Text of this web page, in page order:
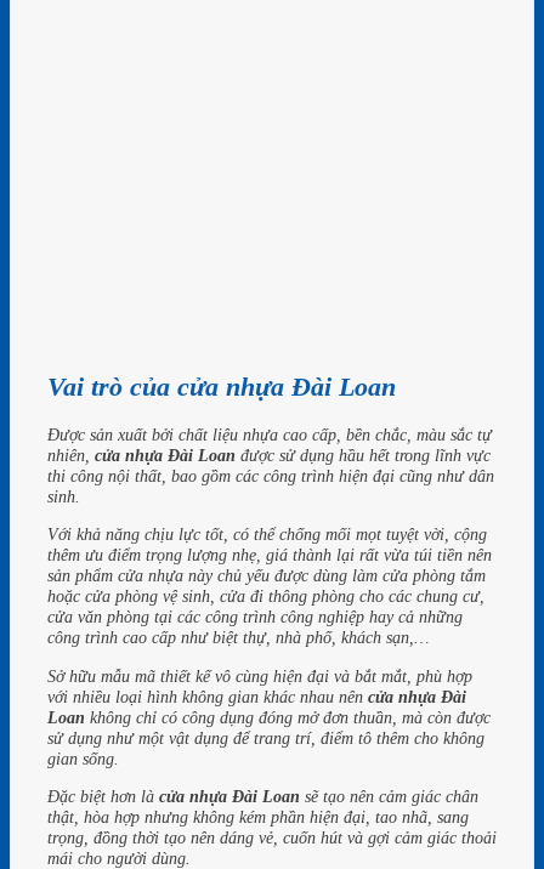
Vai trò của cửa nhựa Đài Loan
Được sản xuất bởi chất liệu nhựa cao cấp, bền chắc, màu sắc tự
nhiên, cửa nhựa Đài Loan được sử dụng hầu hết trong lĩnh vực
thi công nội thất, bao gồm các công trình hiện đại cũng như dân
sinh.
Với khả năng chịu lực tốt, có thể chống mối mọt tuyệt vời, cộng
thêm ưu điểm trọng lượng nhẹ, giá thành lại rất vừa túi tiền nên
sản phẩm cửa nhựa này chủ yếu được dùng làm cửa phòng tắm
hoặc cửa phòng vệ sinh, cửa đi thông phòng cho các chung cư,
cửa văn phòng tại các công trình công nghiệp hay cả những
công trình cao cấp như biệt thự, nhà phố, khách sạn,…
Sở hữu mẫu mã thiết kế vô cùng hiện đại và bắt mắt, phù hợp
với nhiều loại hình không gian khác nhau nên cửa nhựa Đài
Loan không chỉ có công dụng đóng mở đơn thuần, mà còn được
sử dụng như một vật dụng để trang trí, điểm tô thêm cho không
gian sống.
Đặc biệt hơn là cửa nhựa Đài Loan sẽ tạo nên cảm giác chân
thật, hòa hợp nhưng không kém phần hiện đại, tao nhã, sang
trọng, đồng thời tạo nên dáng vẻ, cuốn hút và gợi cảm giác thoải
mái cho người dùng.